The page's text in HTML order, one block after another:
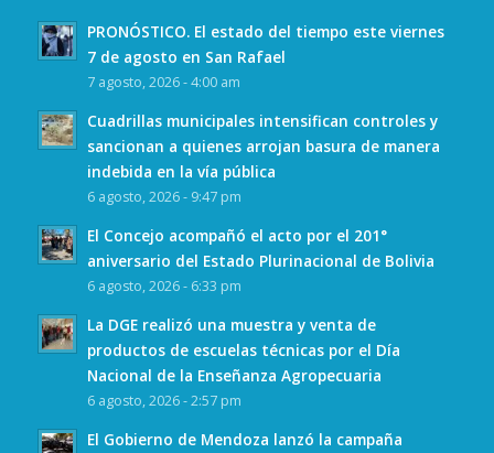
PRONÓSTICO. El estado del tiempo este viernes
7 de agosto en San Rafael
7 agosto, 2026 - 4:00 am
Cuadrillas municipales intensifican controles y
sancionan a quienes arrojan basura de manera
indebida en la vía pública
6 agosto, 2026 - 9:47 pm
El Concejo acompañó el acto por el 201°
aniversario del Estado Plurinacional de Bolivia
6 agosto, 2026 - 6:33 pm
La DGE realizó una muestra y venta de
productos de escuelas técnicas por el Día
Nacional de la Enseñanza Agropecuaria
6 agosto, 2026 - 2:57 pm
El Gobierno de Mendoza lanzó la campaña